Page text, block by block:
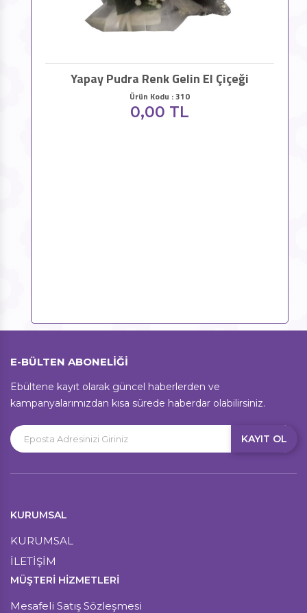
Yapay Pudra Renk Gelin El Çiçeği
Ürün Kodu : 310
0,00 TL
E-BÜLTEN ABONELİĞİ
Ebültene kayıt olarak güncel haberlerden ve
kampanyalarımızdan kısa sürede haberdar olabilirsiniz.
KAYIT OL
KURUMSAL
KURUMSAL
İLETİŞİM
MÜŞTERI HIZMETLERI
Mesafeli Satış Sözleşmesi